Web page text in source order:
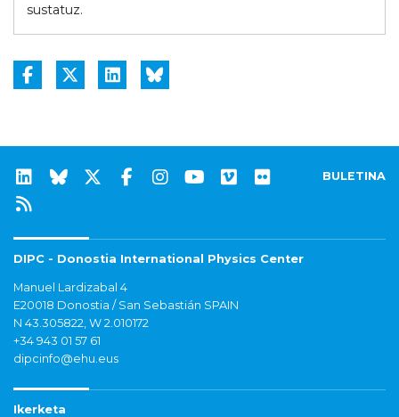
sustatuz.
BULETINA
DIPC - Donostia International Physics Center
Manuel Lardizabal 4
E20018 Donostia / San Sebastián SPAIN
N 43.305822, W 2.010172
+34 943 01 57 61
dipcinfo@ehu.eus
Ikerketa